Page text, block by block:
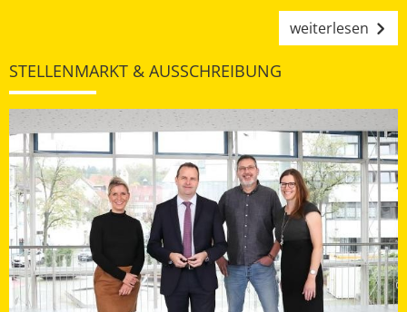
weiterlesen
STELLENMARKT & AUSSCHREIBUNG